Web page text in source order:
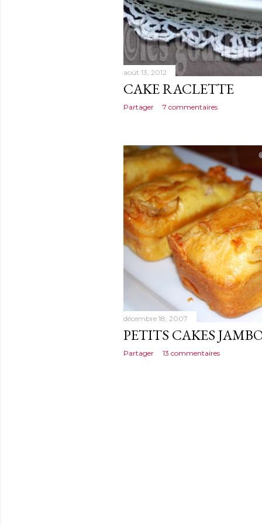
août 13, 2012
CAKE RACLETTE
Partager 7 commentaires
décembre 18, 2007
PETITS CAKES
Partager 13 commentaires